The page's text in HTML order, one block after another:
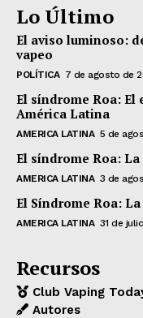
Lo Último
El aviso luminoso:
vapeo
POLÍTICA 7 de agosto de
El síndrome Roa: El
América Latina
AMERICA LATINA 5 de
El síndrome Roa:
AMERICA LATINA 3 de
El Síndrome Roa:
AMERICA LATINA 31 de
Recursos
Club Vaping
Autores